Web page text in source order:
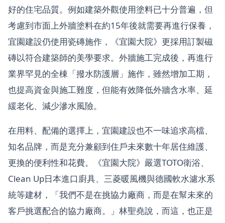
好的住宅品質。例如建築外觀使用塗料已十分普遍，但
考慮到市面上外牆塗料在約15年後就需要再進行保養，
宜園建設仍使用瓷磚施作，《宜園大院》更採用訂製磁
磚以符合建築師的美學要求。外牆施工完成後，再進行
業界罕見的全棟「撥水防護層」施作，雖然增加工期，
也提高資金與施工難度，但能有效降低外牆含水率、延
緩老化、減少滲水風險。
在用料、配備的選擇上，宜園建設也不一味追求高檔、
知名品牌，而是充分兼顧到住戶未來數十年居住維護、
更換的便利性和花費。《宜園大院》嚴選TOTO衛浴、
Clean Up日本進口廚具、三菱暖風機與德國軟水濾水系
統等建材，「我們不是在挑協力廠商，而是在幫未來的
客戶挑選配合的協力廠商。」林聖堯說，而這，也正是